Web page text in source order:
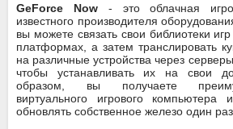
GeForce Now- это облачная
известного производителя
вы можете связать свои библиотеки
платформах, а затем транслировать
на различные устройства через
чтобы устанавливать их на свои
образом, вы получаете
виртуального игрового
обновлять собственное железо один